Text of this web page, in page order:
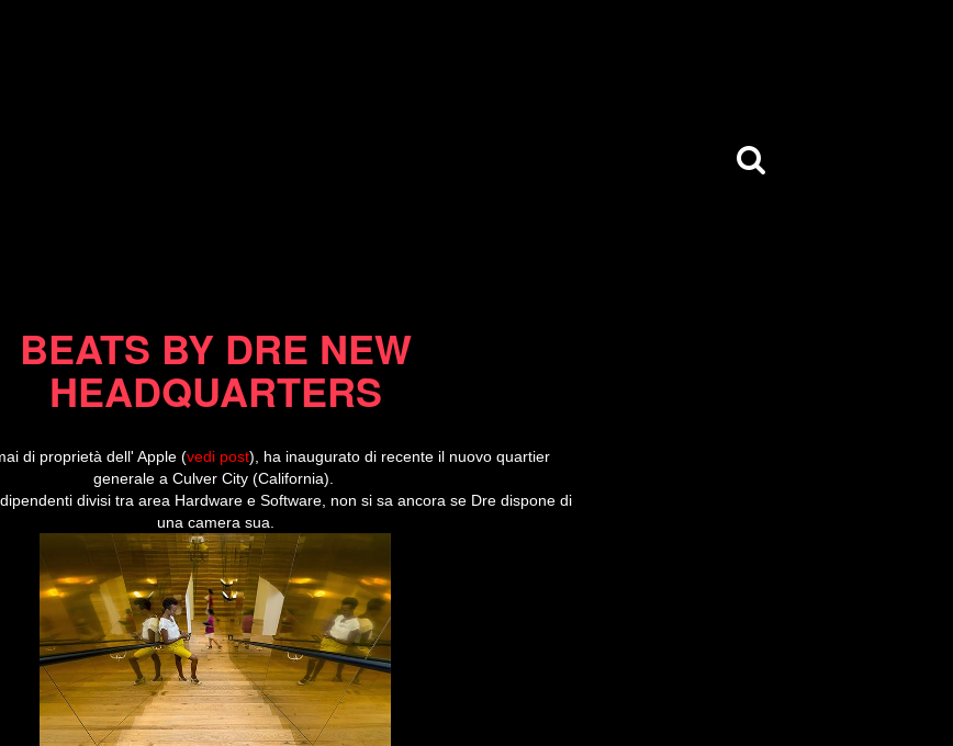
BEATS BY DRE NEW
HEADQUARTERS
di proprietà dell' Apple (vedi post), ha inaugurato di recente il nuovo quartier
generale a Culver City (California).
divisi tra area Hardware e Software, non si sa ancora se Dre dispone di
una camera sua.